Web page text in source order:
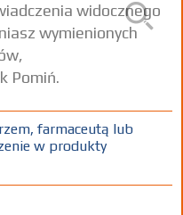
widocznego
wymienionych
Pomiń.
farmaceutą lub
w produkty